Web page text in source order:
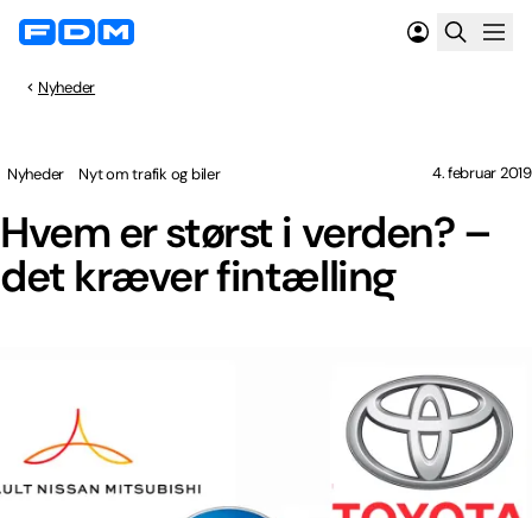
Nyheder
Hvem er størst i verden? –
det kræver fintælling
Nyheder Nyt om trafik og biler 4. februar 2019